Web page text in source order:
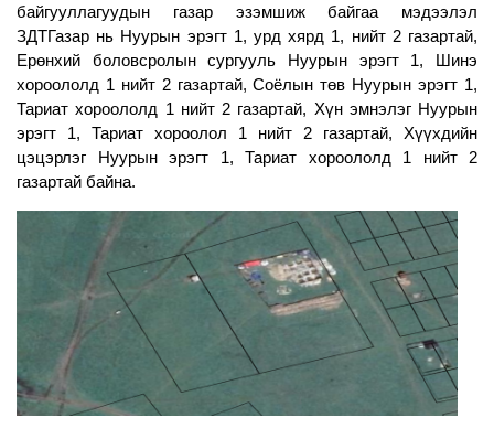
байгууллагуудын газар эзэмшиж байгаа мэдээлэл
ЗДТГазар нь Нуурын эрэгт 1, урд хярд 1, нийт 2 газартай,
Ерөнхий боловсролын сургууль Нуурын эрэгт 1, Шинэ
хороололд 1 нийт 2 газартай, Соёлын төв Нуурын эрэгт 1,
Тариат хороололд 1 нийт 2 газартай, Хүн эмнэлэг Нуурын
эрэгт 1, Тариат хороолол 1 нийт 2 газартай, Хүүхдийн
цэцэрлэг Нуурын эрэгт 1, Тариат хороололд 1 нийт 2
газартай байна.